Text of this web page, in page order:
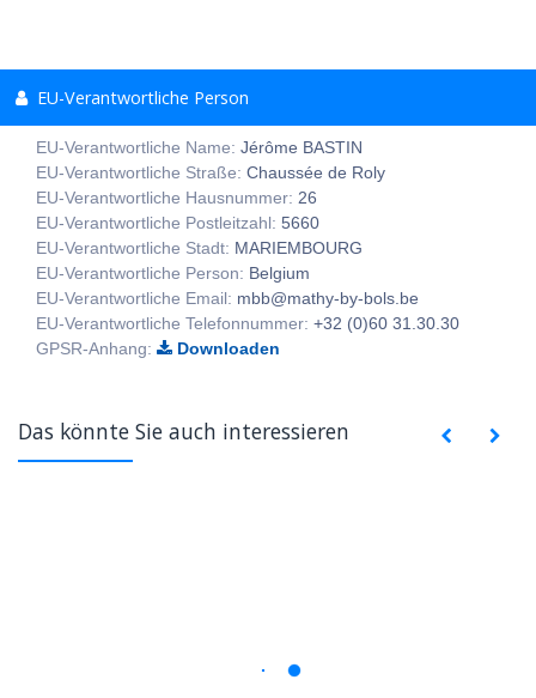
EU-Verantwortliche Person
EU-Verantwortliche Name: Jérôme BASTIN
EU-Verantwortliche Straße: Chaussée de Roly
EU-Verantwortliche Hausnummer: 26
EU-Verantwortliche Postleitzahl: 5660
EU-Verantwortliche Stadt: MARIEMBOURG
EU-Verantwortliche Person: Belgium
EU-Verantwortliche Email: mbb@mathy-by-bols.be
EU-Verantwortliche Telefonnummer: +32 (0)60 31.30.30
GPSR-Anhang:
Downloaden
Das könnte Sie auch interessieren